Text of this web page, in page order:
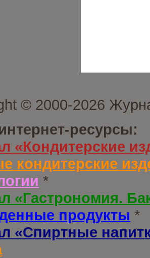
© 2000-2026
ресурсы:
«Кондитерские
кондитерские
*
«Гастрономия.
продукты *
«Спиртные